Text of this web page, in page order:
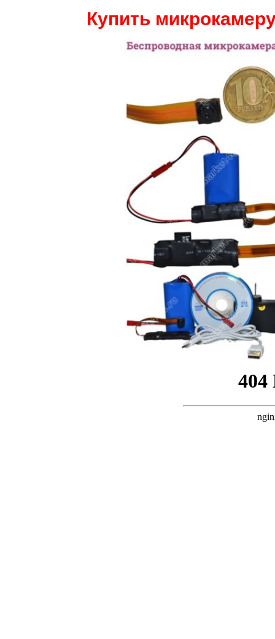
Купить